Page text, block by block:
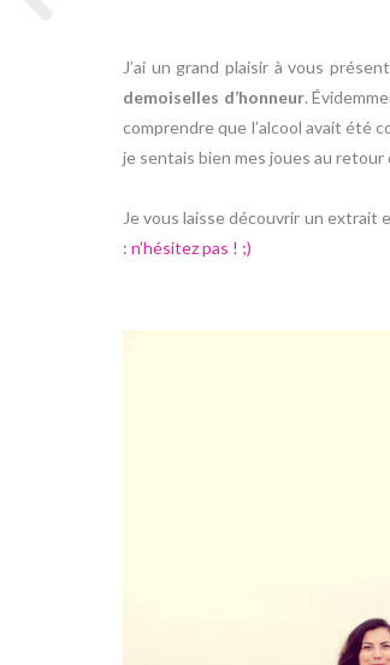
J’ai un grand plaisir à vous
demoiselles d’honneur.
comprendre que l’alcool avait été
je sentais bien mes joues au
Je vous laisse découvrir un extrait
: n’hésitez pas ! ;)